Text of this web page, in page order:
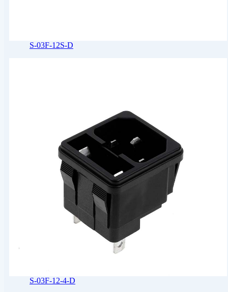
S-03F-12S-D
S-03F-12-4-D